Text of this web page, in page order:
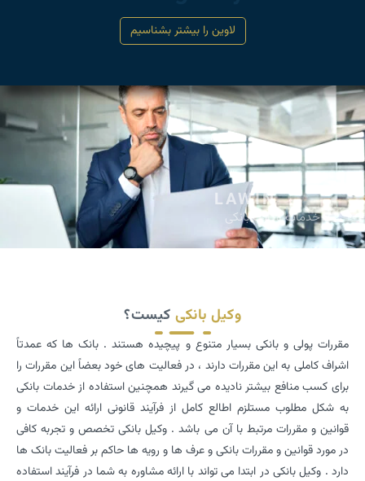
LAWIN
خدمات وکالت بانکی
لاوین را بیشتر بشناسیم
وکیل بانکی کیست؟
مقررات پولی و بانکی بسیار متنوع و پیچیده هستند . بانک ها که عمدتاً
اشراف کاملی به این مقررات دارند ، در فعالیت های خود بعضاً این مقررات را
برای کسب منافع بیشتر نادیده می گیرند همچنین استفاده از خدمات بانکی
به شکل مطلوب مستلزم اطالع کامل از فرآیند قانونی ارائه این خدمات و
قوانین و مقررات مرتبط با آن می باشد . وکیل بانکی تخصص و تجربه کافی
در مورد قوانین و مقررات بانکی و عرف ها و رویه ها حاکم بر فعالیت بانک ها
دارد . وکیل بانکی در ابتدا می تواند با ارائه مشاوره به شما در فرآیند استفاده